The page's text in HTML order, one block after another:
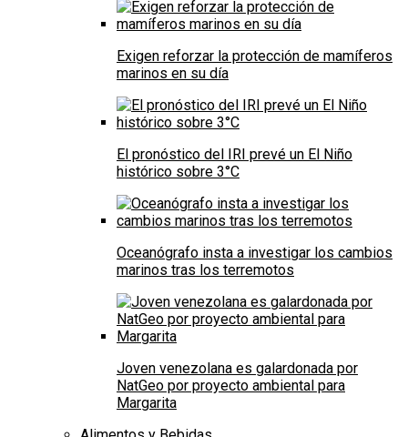
Exigen reforzar la protección de mamíferos
marinos en su día
El pronóstico del IRI prevé un El Niño
histórico sobre 3°C
Oceanógrafo insta a investigar los cambios
marinos tras los terremotos
Joven venezolana es galardonada por
NatGeo por proyecto ambiental para
Margarita